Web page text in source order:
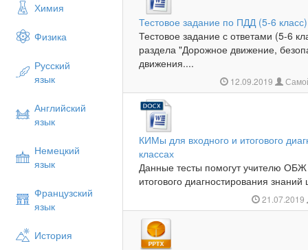
Химия
Физика
Русский
язык
Английский
язык
Немецкий
язык
Французский
язык
История
Тестовое задание по ПДД (5-6
Тестовое задание с ответами (5-6
раздела "Дорожное движение,
движения....
12.09.2019
КИМы для входного и итогового
классах
Данные тесты помогут учителю
итогового диагностирования
21.07.2019